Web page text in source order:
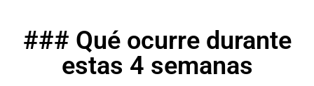
### Qué ocurre durante
estas 4 semanas